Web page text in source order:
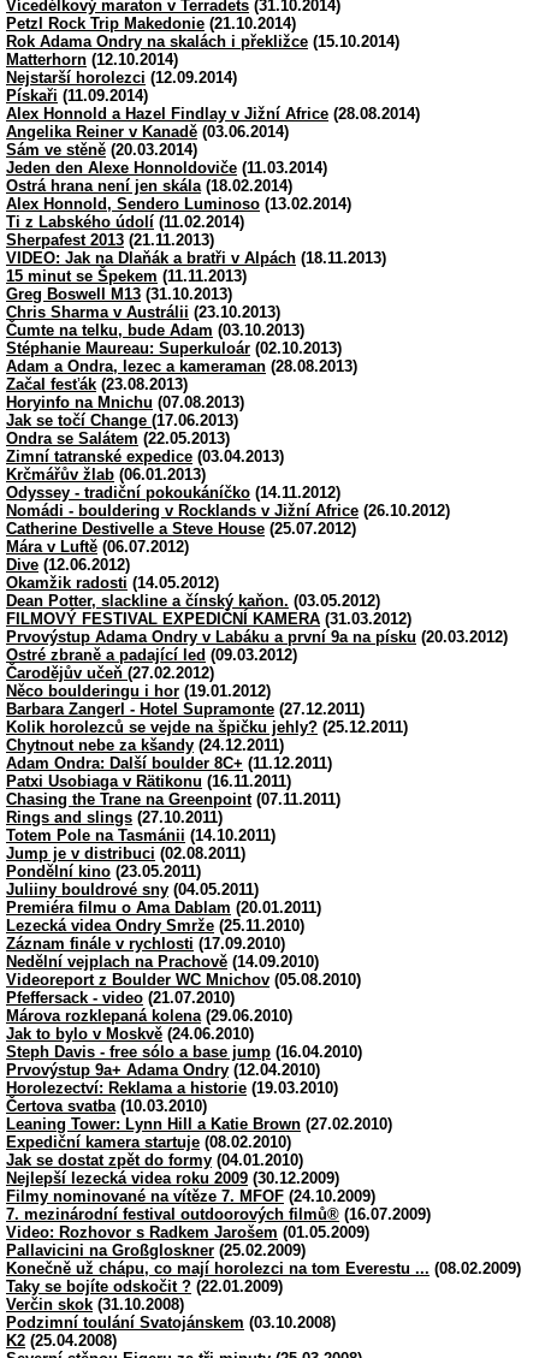
Vícedélkový maraton v Terradets (31.10.2014)
Petzl Rock Trip Makedonie (21.10.2014)
Rok Adama Ondry na skalách i překližce (15.10.2014)
Matterhorn (12.10.2014)
Nejstarší horolezci (12.09.2014)
Pískaři (11.09.2014)
Alex Honnold a Hazel Findlay v Jižní Africe (28.08.2014)
Angelika Reiner v Kanadě (03.06.2014)
Sám ve stěně (20.03.2014)
Jeden den Alexe Honnoldoviče (11.03.2014)
Ostrá hrana není jen skála(18.02.2014)
Alex Honnold, Sendero Luminoso (13.02.2014)
Ti z Labského údolí (11.02.2014)
Sherpafest 2013 (21.11.2013)
VIDEO: Jak na Dlaňák a bratři v Alpách (18.11.2013)
15 minut se Špekem (11.11.2013)
Greg Boswell M13 (31.10.2013)
Chris Sharma v Austrálii (23.10.2013)
Čumte na telku, bude Adam (03.10.2013)
Stéphanie Maureau: Superkuloár (02.10.2013)
Adam a Ondra, lezec a kameraman (28.08.2013)
Začal fesťák (23.08.2013)
Horyinfo na Mnichu (07.08.2013)
Jak se točí Change (17.06.2013)
Ondra se Salátem (22.05.2013)
Zimní tatranské expedice (03.04.2013)
Krčmářův žlab (06.01.2013)
Odyssey - tradiční pokoukáníčko (14.11.2012)
Nomádi - bouldering v Rocklands v Jižní Africe (26.10.2012)
Catherine Destivelle a Steve House (25.07.2012)
Mára v Luftě (06.07.2012)
Dive (12.06.2012)
Okamžik radosti (14.05.2012)
Dean Potter, slackline a čínský kaňon. (03.05.2012)
FILMOVÝ FESTIVAL EXPEDIČNÍ KAMERA (31.03.2012)
Prvovýstup Adama Ondry v Labáku a první 9a na písku (20.03.2012)
Ostré zbraně a padající led (09.03.2012)
Čarodějův učeň (27.02.2012)
Něco boulderingu i hor (19.01.2012)
Barbara Zangerl - Hotel Supramonte (27.12.2011)
Kolik horolezců se vejde na špičku jehly? (25.12.2011)
Chytnout nebe za kšandy (24.12.2011)
Adam Ondra: Další boulder 8C+ (11.12.2011)
Patxi Usobiaga v Rätikonu (16.11.2011)
Chasing the Trane na Greenpoint(07.11.2011)
Rings and slings (27.10.2011)
Totem Pole na Tasmánii (14.10.2011)
Jump je v distribuci (02.08.2011)
Pondělní kino (23.05.2011)
Juliiny bouldrové sny (04.05.2011)
Premiéra filmu o Ama Dablam (20.01.2011)
Lezecká videa Ondry Smrže (25.11.2010)
Záznam finále v rychlosti (17.09.2010)
Nedělní vejplach na Prachově (14.09.2010)
Videoreport z Boulder WC Mnichov (05.08.2010)
Pfeffersack - video (21.07.2010)
Márova rozklepaná kolena(29.06.2010)
Jak to bylo v Moskvě (24.06.2010)
Steph Davis - free sólo a base jump (16.04.2010)
Prvovýstup 9a+ Adama Ondry (12.04.2010)
Horolezectví: Reklama a historie (19.03.2010)
Čertova svatba(10.03.2010)
Leaning Tower: Lynn Hill a Katie Brown (27.02.2010)
Expediční kamera startuje (08.02.2010)
Jak se dostat zpět do formy (04.01.2010)
Nejlepší lezecká videa roku 2009 (30.12.2009)
Filmy nominované na vítěze 7. MFOF (24.10.2009)
7. mezinárodní festival outdoorových filmů® (16.07.2009)
Video: Rozhovor s Radkem Jarošem (01.05.2009)
Pallavicini na Großgloskner (25.02.2009)
Konečně už chápu, co mají horolezci na tom Everestu ... (08.02.2009)
Taky se bojíte odskočit ? (22.01.2009)
Verčin skok (31.10.2008)
Podzimní toulání Svatojánskem (03.10.2008)
K2 (25.04.2008)